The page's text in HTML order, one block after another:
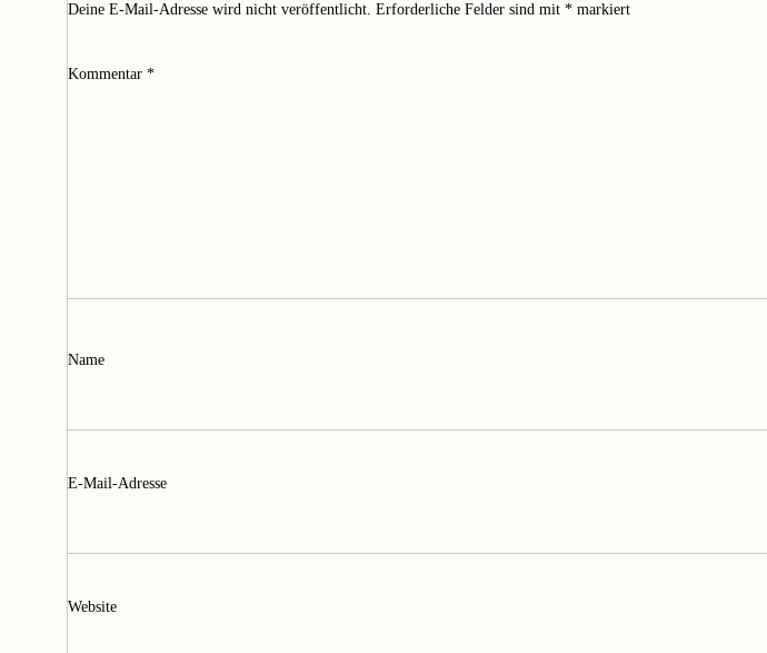
Deine E-Mail-Adresse wird nicht veröffentlicht. Erforderliche Felder sind mit * markiert
Kommentar *
Name
E-Mail-Adresse
Website